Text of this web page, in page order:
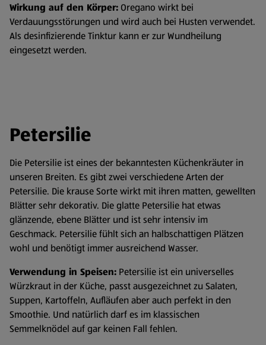
Wirkung auf den Körper: Oregano wirkt bei
Verdauungsstörungen und wird auch bei Husten verwendet.
Als desinfizierende Tinktur kann er zur Wundheilung
eingesetzt werden.
Petersilie
Die Petersilie ist eines der bekanntesten Küchenkräuter in
unseren Breiten. Es gibt zwei verschiedene Arten der
Petersilie. Die krause Sorte wirkt mit ihren matten, gewellten
Blätter sehr dekorativ. Die glatte Petersilie hat etwas
glänzende, ebene Blätter und ist sehr intensiv im
Geschmack. Petersilie fühlt sich an halbschattigen Plätzen
wohl und benötigt immer ausreichend Wasser.
Verwendung in Speisen: Petersilie ist ein universelles
Würzkraut in der Küche, passt ausgezeichnet zu Salaten,
Suppen, Kartoffeln, Aufläufen aber auch perfekt in den
Smoothie. Und natürlich darf es im klassischen
Semmelknödel auf gar keinen Fall fehlen.